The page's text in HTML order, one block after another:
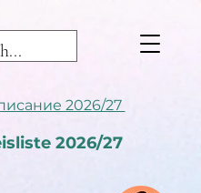
2026/27
2026/27